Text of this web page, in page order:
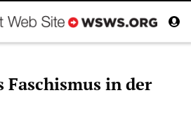
Faschismus in der